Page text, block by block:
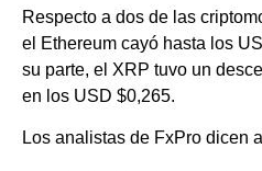
Respecto a dos de las
el Ethereum cayó hasta los
su parte, el XRP tuvo un
en los USD $0,265.
Los analistas de FxPro dicen